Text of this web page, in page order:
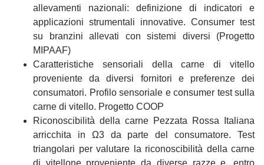
allevamenti nazionali: definizione di indicatori e
applicazioni strumentali innovative. Consumer test
su branzini allevati con sistemi diversi (Progetto
MIPAAF)
Caratteristiche sensoriali della carne di vitello
proveniente da diversi fornitori e preferenze dei
consumatori. Profilo sensoriale e consumer test sulla
carne di vitello. Progetto COOP
Riconoscibilità della carne Pezzata Rossa Italiana
arricchita in Ω3 da parte del consumatore. Test
triangolari per valutare la riconoscibilità della carne